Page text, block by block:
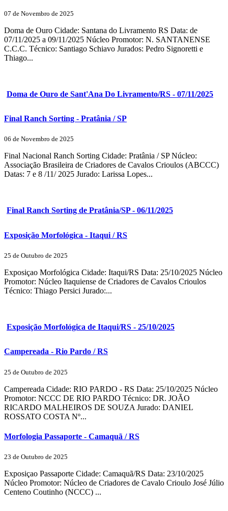
07 de Novembro de 2025
Doma de Ouro Cidade: Santana do Livramento RS Data: de
07/11/2025 a 09/11/2025 Núcleo Promotor: N. SANTANENSE
C.C.C. Técnico: Santiago Schiavo Jurados: Pedro Signoretti e
Thiago...
Doma de Ouro de Sant'Ana Do Livramento/RS - 07/11/2025
Final Ranch Sorting - Pratânia / SP
06 de Novembro de 2025
Final Nacional Ranch Sorting Cidade: Pratânia / SP Núcleo:
Associação Brasileira de Criadores de Cavalos Crioulos (ABCCC)
Datas: 7 e 8 /11/ 2025 Jurado: Larissa Lopes...
Final Ranch Sorting de Pratânia/SP - 06/11/2025
Exposição Morfológica - Itaqui / RS
25 de Outubro de 2025
Exposiçao Morfológica Cidade: Itaqui/RS Data: 25/10/2025 Núcleo
Promotor: Núcleo Itaquiense de Criadores de Cavalos Crioulos
Técnico: Thiago Persici Jurado:...
Exposição Morfológica de Itaqui/RS - 25/10/2025
Campereada - Rio Pardo / RS
25 de Outubro de 2025
Campereada Cidade: RIO PARDO - RS Data: 25/10/2025 Núcleo
Promotor: NCCC DE RIO PARDO Técnico: DR. JOÃO
RICARDO MALHEIROS DE SOUZA Jurado: DANIEL
ROSSATO COSTA Nº...
Morfologia Passaporte - Camaquã / RS
23 de Outubro de 2025
Exposiçao Passaporte Cidade: Camaquã/RS Data: 23/10/2025
Núcleo Promotor: Núcleo de Criadores de Cavalo Crioulo José Júlio
Centeno Coutinho (NCCC) ...